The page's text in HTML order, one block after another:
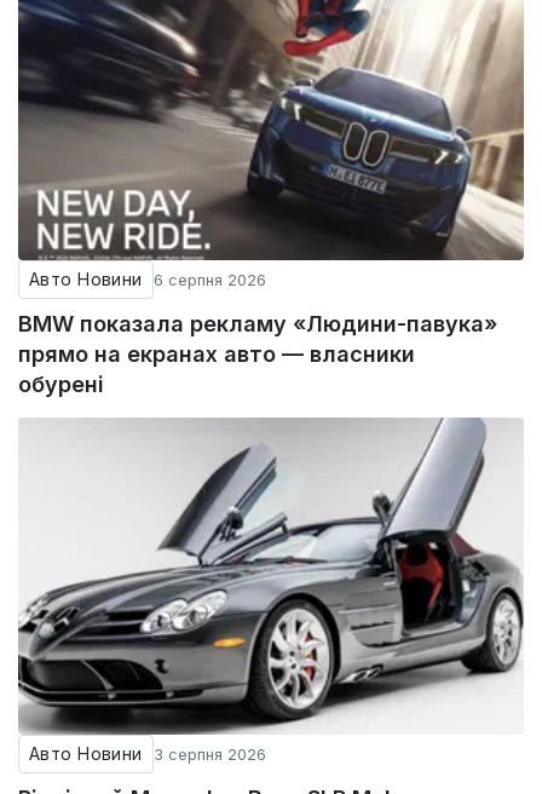
Авто Новини 6 серпня 2026
BMW показала рекламу «Людини-павука»
прямо на екранах авто — власники
обурені
Авто Новини 3 серпня 2026